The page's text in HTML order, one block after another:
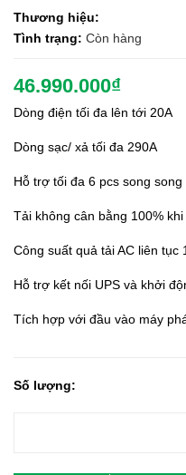
Thương hiệu:
Tình trạng: Còn hàng
46.990.000₫
Dòng điện tối đa lên tới 20A
Dòng sạc/ xả tối đa 290A
Hỗ trợ tối đa 6 pcs song song
Tải không cân bằng 100%
Công suất quả tải AC liên tục
Hỗ trợ kết nối UPS và khởi
Tích hợp với đầu vào máy
Số lượng: